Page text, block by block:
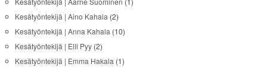
Kesätyöntekijä | Aino Kahala (2)
Kesätyöntekijä | Anna Kahala (10)
Kesätyöntekijä | Elli Pyy(2)
Kesätyöntekijä | Emma Hakala (1)